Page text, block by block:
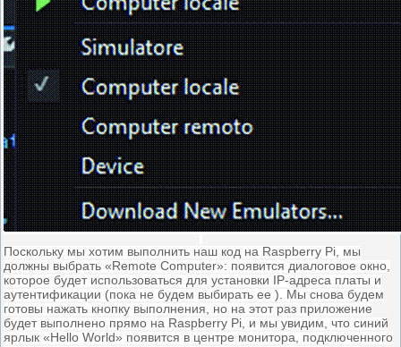
Поскольку мы хотим выполнить наш код на Raspberry Pi, мы
должны выбрать «Remote Computer»: появится диалоговое окно,
которое будет использоваться для установки IP-адреса платы и
аутентификации (пока не будем выбирать ее ).
Мы снова будем
готовы нажать кнопку выполнения, но на этот раз приложение
будет выполнено прямо на Raspberry Pi, и мы увидим, что синий
ярлык «Hello World» появится в центре монитора, подключенного